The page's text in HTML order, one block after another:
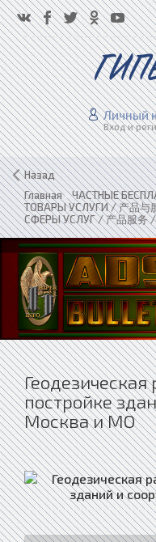
Личный
Вход и
Назад
Главная»ЧАСТНЫЕ
ТОВАРЫ УСЛУГИ / 产品与服
СФЕРЫ УСЛУГ / 产品服务 /
постройке
Москва и МО